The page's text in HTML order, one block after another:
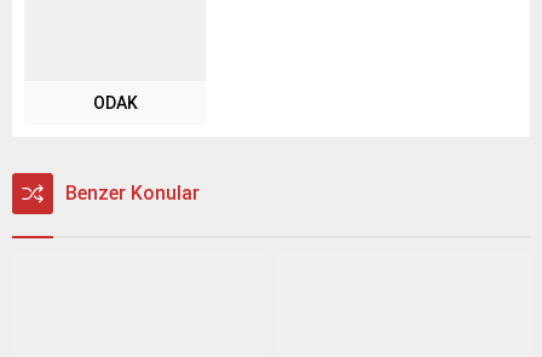
ODAK
Benzer Konular